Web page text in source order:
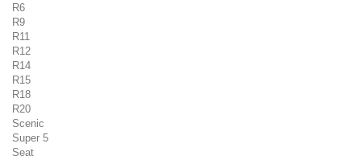
R6
R9
R11
R12
R14
R15
R18
R20
Scenic
Super 5
Seat